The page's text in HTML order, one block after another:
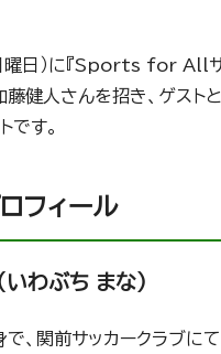
日）に『Sports for Allサ
藤健人さんを招き、ゲスト
です。
フィール
いわぶち まな）
、関前サッカークラブに